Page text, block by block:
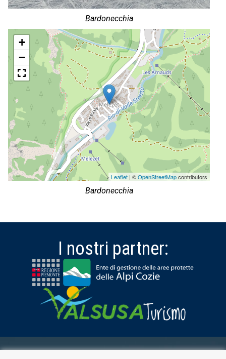
Bardonecchia
+
−
Leaflet | ©OpenStreetMapcontributors
Bardonecchia
I nostri partner: